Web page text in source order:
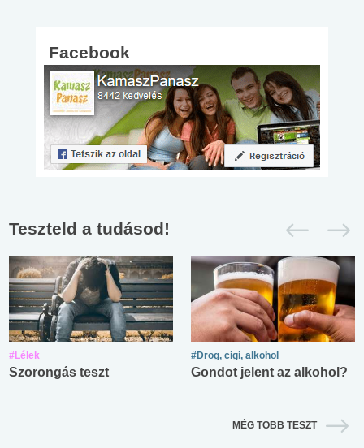
Facebook
Teszteld a tudásod!
#Lélek
Szorongás teszt
#Drog, cigi, alkohol
Gondot jelent az alkohol?
MÉG TÖBB TESZT